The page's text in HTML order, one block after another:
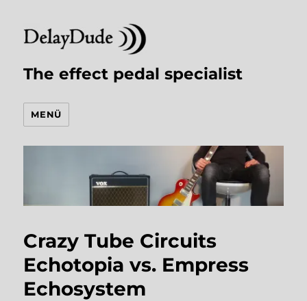
The effect pedal specialist
MENÜ
Crazy Tube Circuits
Echotopia vs. Empress
Echosystem